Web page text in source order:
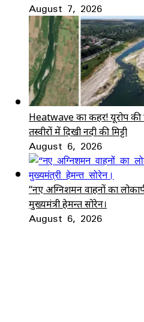
August 7, 2026
Heatwave का कहर! यूरोप की
तस्वीरों में दिखी नदी की मिट्टी
August 6, 2026
“नए अग्निशमन वाहनों का
मुख्यमंत्री हेमन्त सोरेन।
August 6, 2026